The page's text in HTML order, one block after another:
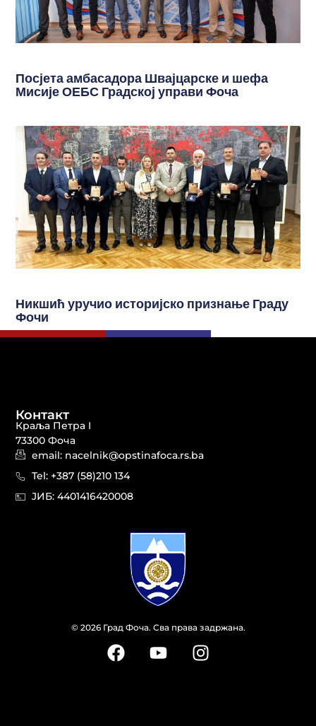
Посјета амбасадора Швајцарске и шефа
Мисије ОЕБС Градској управи Фоча
Никшић уручио историјско признање Граду
Фочи
© 2026 Град Фоча. Сва права задржана.
Контакт
Краља Петра I
73300 Фоча
email: nacelnik@opstinafoca.rs.ba
Tel: +387 (58)210 134
JИБ: 44014164​20008